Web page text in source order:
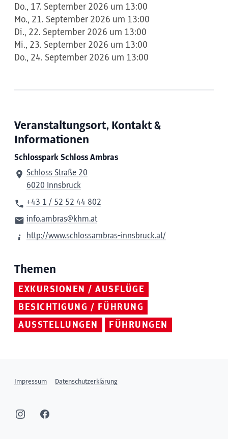
Do., 17. September 2026 um 13:00
Mo., 21. September 2026 um 13:00
Di., 22. September 2026 um 13:00
Mi., 23. September 2026 um 13:00
Do., 24. September 2026 um 13:00
Veranstaltungsort, Kontakt &
Informationen
Schlosspark Schloss Ambras
Schloss Straße 20
6020 Innsbruck
+43 1 / 52 52 44 802
info.ambras@khm.at
http://www.schlossambras-innsbruck.at/
Themen
EXKURSIONEN / AUSFLÜGE
BESICHTIGUNG / FÜHRUNG
AUSSTELLUNGEN
FÜHRUNGEN
Impressum Datenschutzerklärung